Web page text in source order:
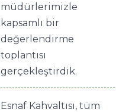
müdürlerimizle
kapsamlı bir
değerlendirme
toplantısı
gerçekleştirdik.
Esnaf Kahvaltısı, tüm